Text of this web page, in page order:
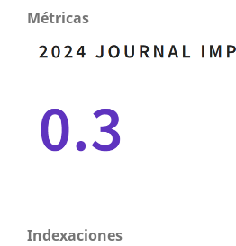
Métricas
Indexaciones